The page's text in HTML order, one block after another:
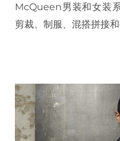
McQueen男装和女装
剪裁、制服、混搭拼接和